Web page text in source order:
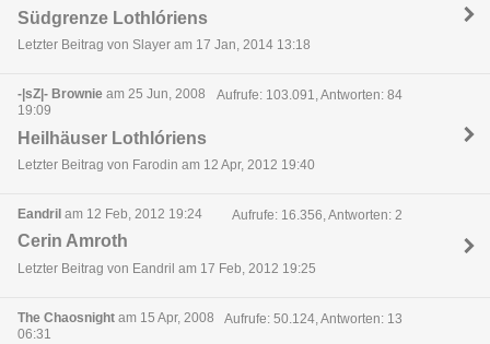
Südgrenze Lothlóriens
Letzter Beitrag von Slayer am 17 Jan, 2014 13:18
-|sZ|- Brownie am 25 Jun, 2008
19:09
Aufrufe: 103.091, Antworten: 84
Heilhäuser Lothlóriens
Letzter Beitrag von Farodin am 12 Apr, 2012 19:40
Eandril am 12 Feb, 2012 19:24 Aufrufe: 16.356, Antworten: 2
Cerin Amroth
Letzter Beitrag von Eandril am 17 Feb, 2012 19:25
The Chaosnight am 15 Apr, 2008
06:31
Aufrufe: 50.124, Antworten: 13